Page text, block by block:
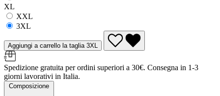
XL
XXL
3XL
Aggiungi a carrello la taglia 3XL
Spedizione gratuita per ordini superiori a 30€. Consegna in 1-3
giorni lavorativi in Italia.
Composizione